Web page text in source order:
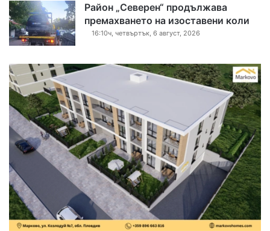
Район „Северен“ продължава
премахването на изоставени коли
16:10ч, четвъртък, 6 август, 2026